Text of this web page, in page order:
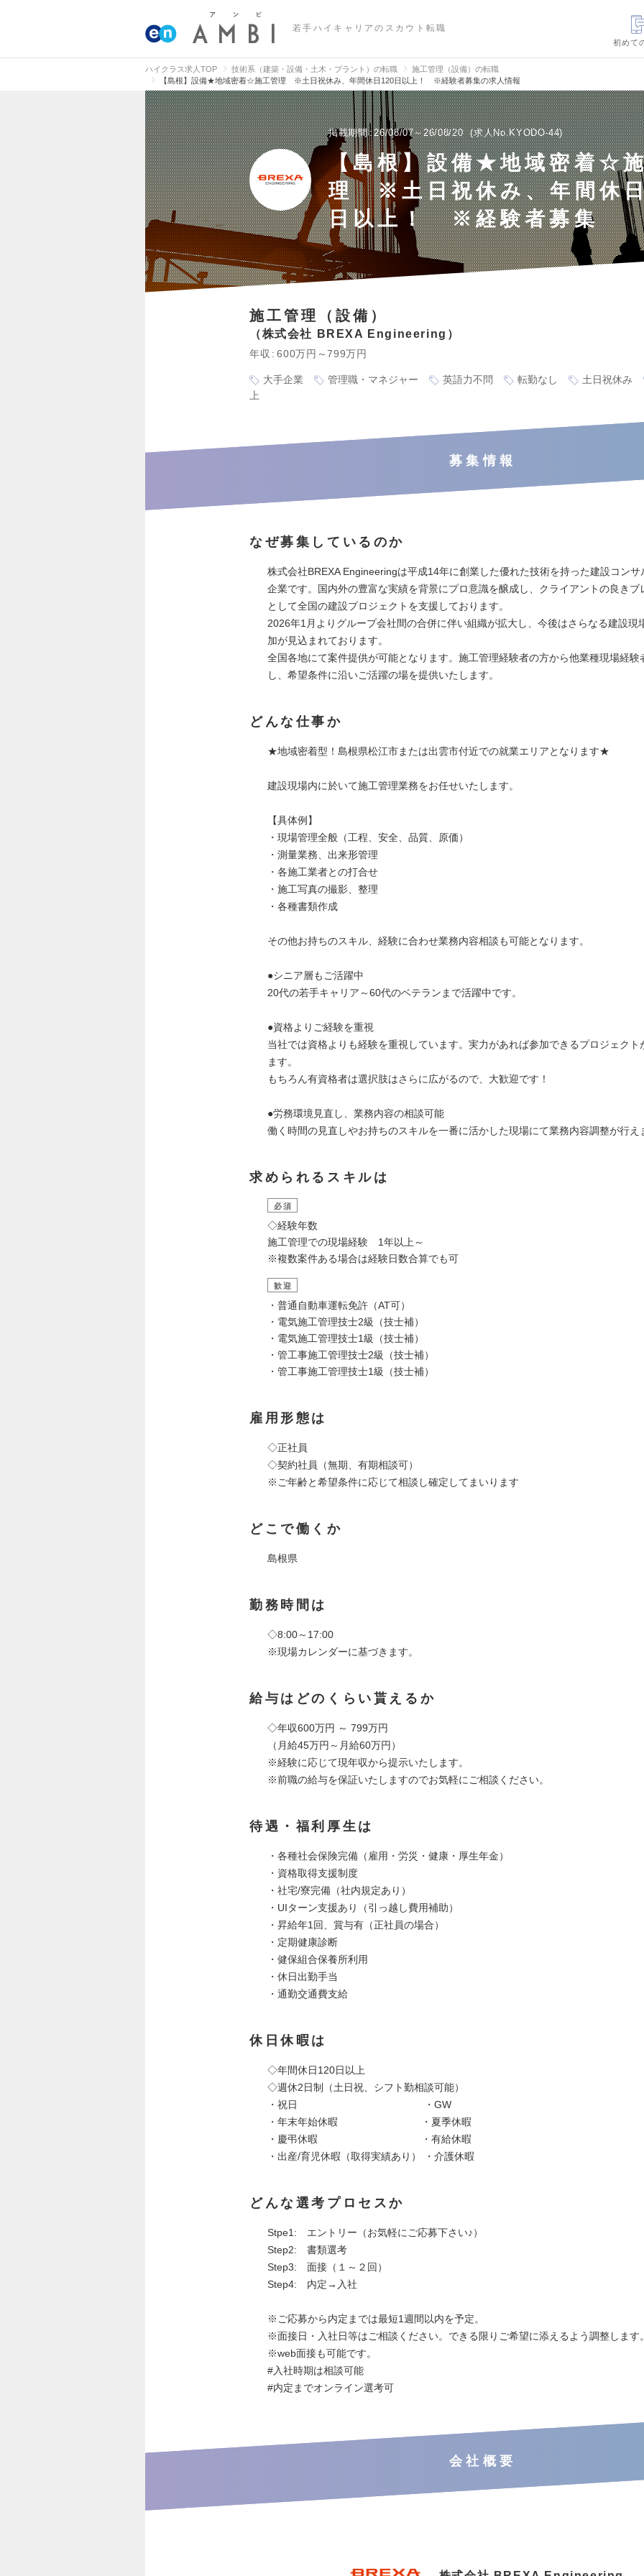
若手ハイキャリアのスカウト転職
初めて
ハイクラス求人TOP 技術系（建築・設備・土木・プラント）の転職
施工管理（設備）の転職
【島根】設備★地域密着☆施工管理 ※土日祝休み、年間休日120日以上！ ※経験者募集の求人情報
掲載期間 26/08/07～26/08/20 求人No.KYODO-44
【島根】設備★地域密着☆
理 ※土日祝休み、年間休
日以上！ ※経験者募集
施工管理（設備）
株式会社 BREXA Engineering
年収 600万円～799万円
大手企業 管理職・マネジャー 英語力不問 転勤なし
土日祝休み
上
募集情報
なぜ募集しているのか
株式会社BREXA Engineeringは平成14年に創業した優れた技術を持った建設コンサ
企業です。国内外の豊富な実績を背景にプロ意識を醸成し、クライアントの良きブ
として全国の建設プロジェクトを支援しております。
2026年1月よりグループ会社間の合併に伴い組織が拡大し、今後はさらなる建設現
加が見込まれております。
全国各地にて案件提供が可能となります。施工管理経験者の方から他業種現場経験
し、希望条件に沿いご活躍の場を提供いたします。
どんな仕事か
★地域密着型！島根県松江市または出雲市付近での就業エリアとなります★
建設現場内に於いて施工管理業務をお任せいたします。
【具体例】
・現場管理全般（工程、安全、品質、原価）
・測量業務、出来形管理
・各施工業者との打合せ
・施工写真の撮影、整理
・各種書類作成
その他お持ちのスキル、経験に合わせ業務内容相談も可能となります。
●シニア層もご活躍中
20代の若手キャリア～60代のベテランまで活躍中です。
●資格よりご経験を重視
当社では資格よりも経験を重視しています。実力があれば参加できるプロジェクト
ます。
もちろん有資格者は選択肢はさらに広がるので、大歓迎です！
●労務環境見直し、業務内容の相談可能
働く時間の見直しやお持ちのスキルを一番に活かした現場にて業務内容調整が行え
求められるスキルは
必須
◇経験年数
施工管理での現場経験 1年以上～
※複数案件ある場合は経験日数合算でも可
歓迎
・普通自動車運転免許（AT可）
・電気施工管理技士2級（技士補）
・電気施工管理技士1級（技士補）
・管工事施工管理技士2級（技士補）
・管工事施工管理技士1級（技士補）
雇用形態は
◇正社員
◇契約社員（無期、有期相談可）
※ご年齢と希望条件に応じて相談し確定してまいります
どこで働くか
島根県
勤務時間は
◇8:00～17:00
※現場カレンダーに基づきます。
給与はどのくらい貰えるか
◇年収600万円 ～ 799万円
（月給45万円～月給60万円）
※経験に応じて現年収から提示いたします。
※前職の給与を保証いたしますのでお気軽にご相談ください。
待遇・福利厚生は
・各種社会保険完備（雇用・労災・健康・厚生年金）
・資格取得支援制度
・社宅/寮完備（社内規定あり）
・UIターン支援あり（引っ越し費用補助）
・昇給年1回、賞与有（正社員の場合）
・定期健康診断
・健保組合保養所利用
・休日出勤手当
・通勤交通費支給
休日休暇は
◇年間休日120日以上
◇週休2日制（土日祝、シフト勤相談可能）
・祝日 ・GW
・年末年始休暇 ・夏季休暇
・慶弔休暇 ・有給休暇
・出産/育児休暇（取得実績あり） ・介護休暇
どんな選考プロセスか
Stpe1: エントリー（お気軽にご応募下さい♪）
Step2: 書類選考
Step3: 面接（１～２回）
Step4: 内定→入社
※ご応募から内定までは最短1週間以内を予定。
※面接日・入社日等はご相談ください。できる限りご希望に添えるよう調整します
※web面接も可能です。
#入社時期は相談可能
#内定までオンライン選考可
会社概要